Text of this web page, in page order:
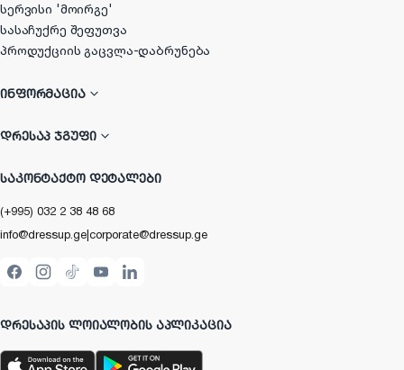
სერვისი 'მოირგე'
სასაჩუქრე შეფუთვა
პროდუქციის გაცვლა-დაბრუნება
ᲘᲜᲤᲝᲠᲛᲐᲪᲘᲐ
ᲓᲠᲔᲡᲐᲞ ᲯᲒᲣᲤᲘ
ᲡᲐᲙᲝᲜᲢᲐᲥᲢᲝ ᲓᲔᲢᲐᲚᲔᲑᲘ
(+995) 032 2 38 48 68
info@dressup.ge|corporate@dressup.ge
ᲓᲠᲔᲡᲐᲞᲘᲡ ᲚᲝᲘᲐᲚᲝᲑᲘᲡ ᲐᲞᲚᲘᲙᲐᲪᲘᲐ